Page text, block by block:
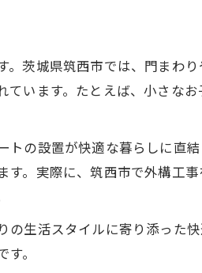
茨城県筑西市では、門まわ
います。たとえば、小さな
の設置が快適な暮らしに直
。実際に、筑西市で外構工
生活スタイルに寄り添った
。